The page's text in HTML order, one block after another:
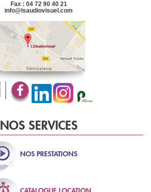
Fax : 04 72 90 40 21
info@lsaudiovisuel.com
NOS SERVICES
NOS PRESTATIONS